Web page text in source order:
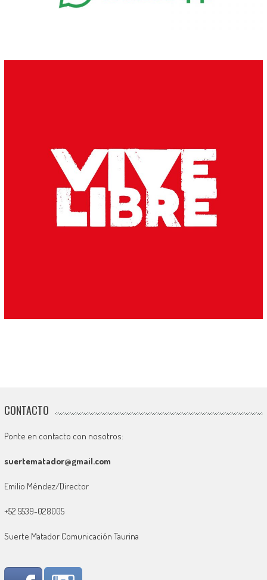
CONTACTO
Ponte en contacto con nosotros:
suertematador@gmail.com
Emilio Méndez/Director
+52 5539-028005
Suerte Matador Comunicación Taurina